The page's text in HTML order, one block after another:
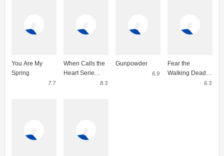
You Are My
Spring
7.7
When Calls the
Heart Serie
8.3
Gunpowder
6.9
Fear the
Walking Dead
Serie Completa
6.3